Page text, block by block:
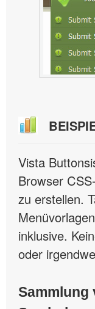
Vista
Browser
zu erstellen.
inklusive.
oder
Sammlung